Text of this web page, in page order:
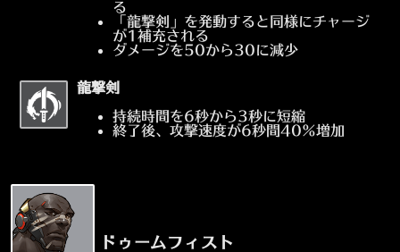
る
「龍撃剣」を発動すると同様にチャージ
が1補充される
ダメージを50から30に減少
龍撃剣
持続時間を6秒から3秒に短縮
終了後、攻撃速度が6秒間40%増加
ドゥームフィスト